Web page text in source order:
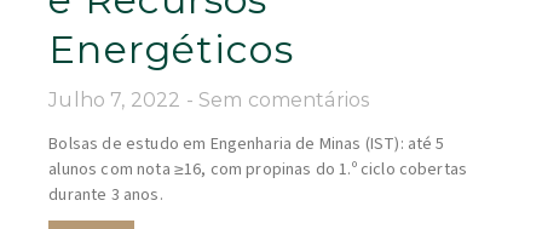
Energéticos
Julho 7, 2022 Sem comentários
Bolsas de estudo em Engenharia de Minas (IST): até 5
alunos com nota ≥16, com propinas do 1.º ciclo cobertas
durante 3 anos.